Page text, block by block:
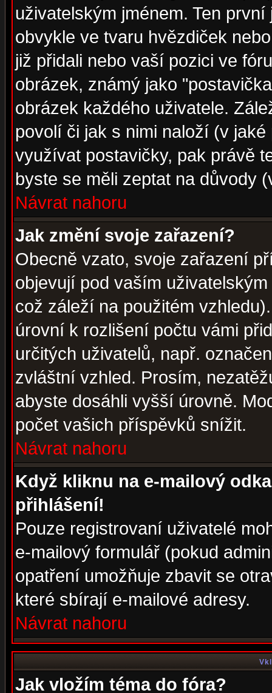
uživatelským jménem. Ten
obvykle ve tvaru hvězdiček
již přidali nebo vaší pozici ve
obrázek, známý jako
obrázek každého uživatele.
povolí či jak s nimi naloží (v
využívat postavičky, pak právě
byste se měli zeptat na důvody
Návrat nahoru
Jak změní svoje zařazení?
Obecně vzato, svoje zařazení
objevují pod vaším
což záleží na použitém
úrovní k rozlišení počtu vámi
určitých uživatelů, např.
zvláštní vzhled. Prosím,
abyste dosáhli vyšší úrovně.
počet vašich příspěvků snížit.
Návrat nahoru
Když kliknu na e-mailový
přihlášení!
Pouze registrovaní uživatelé
e-mailový formulář (pokud
opatření umožňuje zbavit se
které sbírají e-mailové adresy.
Návrat nahoru
Jak vložím téma do fóra?